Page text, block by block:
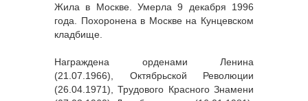
Жила в Москве. Умерла 9 декабря 1996
года. Похоронена в Москве на Кунцевском
кладбище.
Награждена орденами Ленина
(21.07.1966), Октябрьской Революции
(26.04.1971), Трудового Красного Знамени